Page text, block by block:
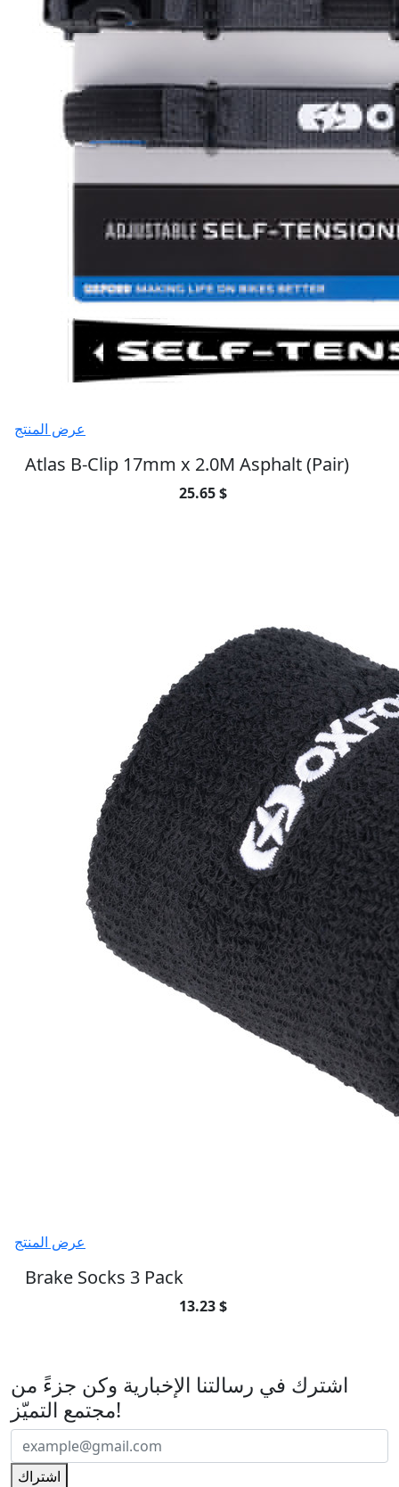
عرض المنتج
Atlas B-Clip 17mm x 2.0M Asphalt (Pair)
25.65 $
عرض المنتج
Brake Socks 3 Pack
13.23 $
اشترك في رسالتنا الإخبارية وكن جزءً من
مجتمع التميّز!
اشتراك